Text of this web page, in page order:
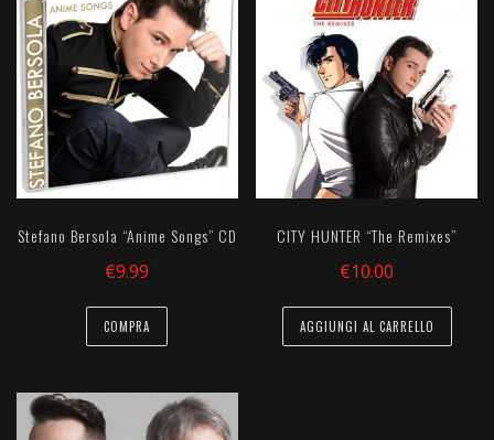
Stefano Bersola “Anime Songs” CD
€9.99
COMPRA
CITY HUNTER “The Remixes”
€10.00
AGGIUNGI AL CARRELLO